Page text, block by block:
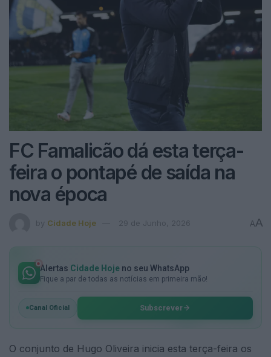
FC Famalicão dá esta terça-
feira o pontapé de saída na
nova época
by Cidade Hoje 29 de Junho, 2026 AA
Alertas Cidade Hoje no seu WhatsApp
Fique a par de todas as notícias em primeira mão!
Canal Oficial Subscrever
O conjunto de Hugo Oliveira inicia esta terça-feira os